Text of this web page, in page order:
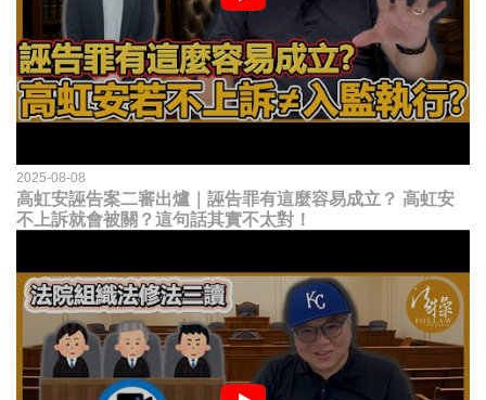
2025-08-08
高虹安誣告案二審出爐｜誣告罪有這麼容易成立？ 高虹安
不上訴就會被關？這句話其實不太對！